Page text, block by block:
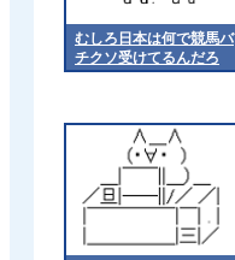
むしろ日本は何で競馬バ
チクソ受けてるんだろ